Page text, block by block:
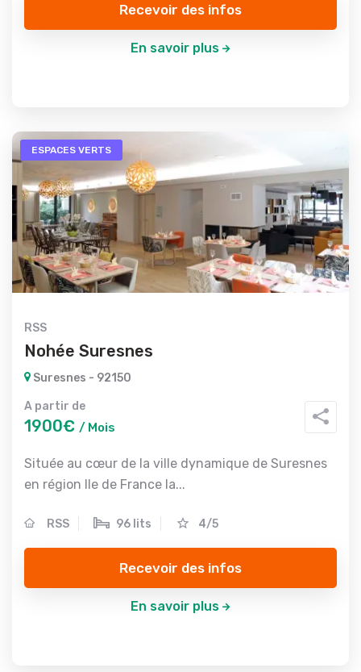
Recevoir des infos
En savoir plus
ESPACES VERTS
RSS
Nohée Suresnes
Suresnes - 92150
A partir de
1900€ / Mois
Située au cœur de la ville dynamique de Suresnes
en région Ile de France la...
RSS 96 lits 4/5
Recevoir des infos
En savoir plus